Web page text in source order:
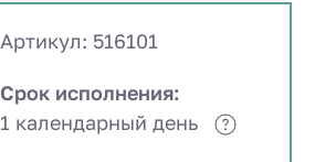
Артикул: 516101
Срок исполнения:
1 календарный день